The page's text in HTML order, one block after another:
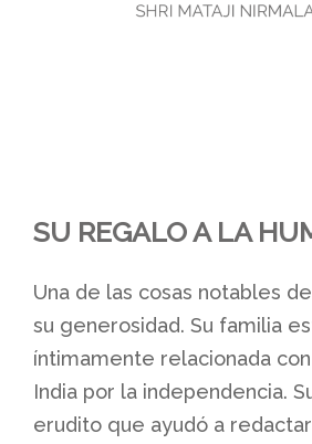
SU REGALO A LA
Una de las cosas notables
su generosidad. Su familia
íntimamente relacionada
India por la independencia.
erudito que ayudó a